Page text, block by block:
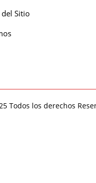
Sitio
Todos los derechos